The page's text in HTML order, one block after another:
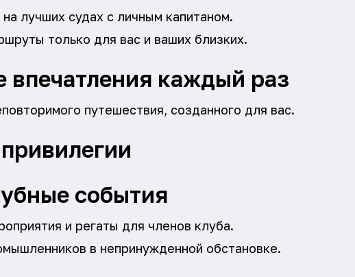
лучших судах с личным капитаном.
только для вас и ваших близких.
впечатления каждый раз
путешествия, созданного для вас.
события
и регаты для членов клуба.
в непринужденной обстановке.